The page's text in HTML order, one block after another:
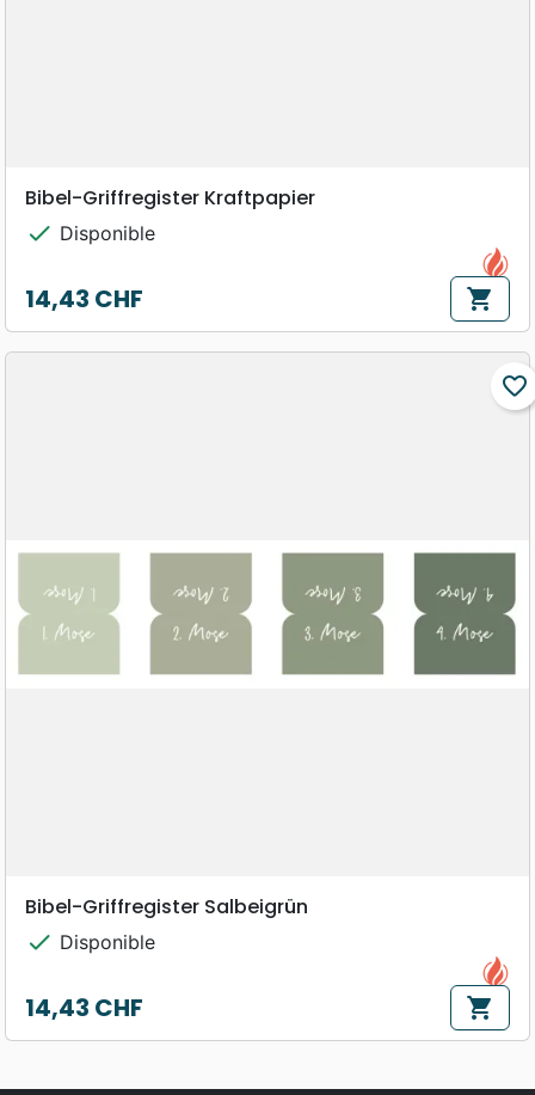
Bibel-Griffregister Kraftpapier
check Disponible
Prix
14,43 CHF shopping_cart
favorite_border
Bibel-Griffregister Salbeigrün
check Disponible
Prix
14,43 CHF shopping_cart